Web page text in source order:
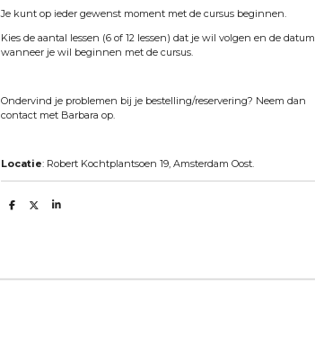
Je kunt op ieder gewenst moment met de cursus beginnen.
Kies de aantal lessen (6 of 12 lessen) dat je wil volgen en de datum
wanneer je wil beginnen met de cursus.
Ondervind je problemen bij je bestelling/reservering? Neem dan
contact met Barbara op.
Locatie: Robert Kochtplantsoen 19, Amsterdam Oost.
S
S
S